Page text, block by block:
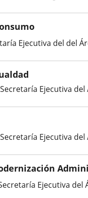
Ejecutiva del del
Ejecutiva
Ejecutiva
Ejecutiva